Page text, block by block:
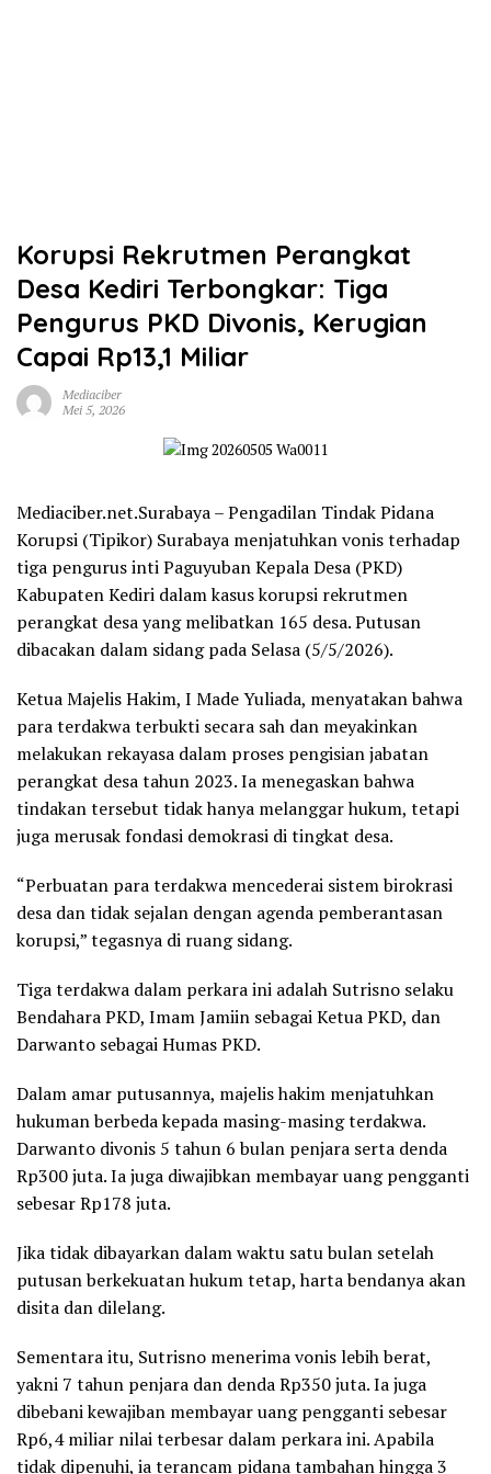
Korupsi Rekrutmen Perangkat
Desa Kediri Terbongkar: Tiga
Pengurus PKD Divonis, Kerugian
Capai Rp13,1 Miliar
Mediaciber
Mei 5, 2026
Mediaciber.net.Surabaya – Pengadilan Tindak Pidana
Korupsi (Tipikor) Surabaya menjatuhkan vonis terhadap
tiga pengurus inti Paguyuban Kepala Desa (PKD)
Kabupaten Kediri dalam kasus korupsi rekrutmen
perangkat desa yang melibatkan 165 desa. Putusan
dibacakan dalam sidang pada Selasa (5/5/2026).
Ketua Majelis Hakim, I Made Yuliada, menyatakan bahwa
para terdakwa terbukti secara sah dan meyakinkan
melakukan rekayasa dalam proses pengisian jabatan
perangkat desa tahun 2023. Ia menegaskan bahwa
tindakan tersebut tidak hanya melanggar hukum, tetapi
juga merusak fondasi demokrasi di tingkat desa.
“Perbuatan para terdakwa mencederai sistem birokrasi
desa dan tidak sejalan dengan agenda pemberantasan
korupsi,” tegasnya di ruang sidang.
Tiga terdakwa dalam perkara ini adalah Sutrisno selaku
Bendahara PKD, Imam Jamiin sebagai Ketua PKD, dan
Darwanto sebagai Humas PKD.
Dalam amar putusannya, majelis hakim menjatuhkan
hukuman berbeda kepada masing-masing terdakwa.
Darwanto divonis 5 tahun 6 bulan penjara serta denda
Rp300 juta. Ia juga diwajibkan membayar uang pengganti
sebesar Rp178 juta.
Jika tidak dibayarkan dalam waktu satu bulan setelah
putusan berkekuatan hukum tetap, harta bendanya akan
disita dan dilelang.
Sementara itu, Sutrisno menerima vonis lebih berat,
yakni 7 tahun penjara dan denda Rp350 juta. Ia juga
dibebani kewajiban membayar uang pengganti sebesar
Rp6,4 miliar nilai terbesar dalam perkara ini. Apabila
tidak dipenuhi, ia terancam pidana tambahan hingga 3